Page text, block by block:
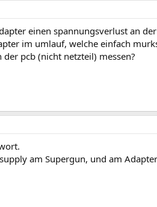
einen spannungsverlust an
im umlauf, welche einfach
pcb (nicht netzteil) messen?
am Supergun, und am